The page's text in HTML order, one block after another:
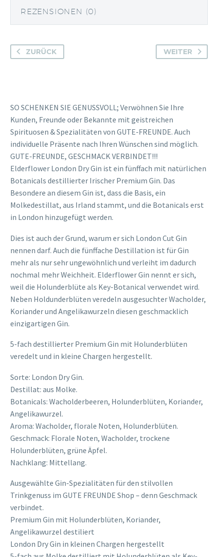
REZENSIONEN (0)
ZURÜCK WEITER
SO SCHENKEN SIE GENUSSVOLL; Verwöhnen Sie Ihre
Kunden, Freunde oder Bekannte mit geistreichen
Spirituosen & Spezialitäten von GUTE-FREUNDE. Auch
individuelle Präsente nach Ihren Wünschen sind möglich.
GUTE-FREUNDE, GESCHMACK VERBINDET!!!
Elderflower London Dry Gin ist ein fünffach mit natürlichen
Botanicals destillierter Irischer Premium Gin. Das
Besondere an diesem Gin ist, dass die Basis, ein
Molkedestillat, aus Irland stammt, und die Botanicals erst
in London hinzugefügt werden.
Dies ist auch der Grund, warum er sich London Cut Gin
nennen darf. Auch die fünffache Destillation ist für Gin
mehr als nur sehr ungewöhnlich und verleiht im dadurch
nochmal mehr Weichheit. Elderflower Gin nennt er sich,
weil die Holunderblüte als Key-Botanical verwendet wird.
Neben Holdunderblüten veredeln ausgesuchter Wacholder,
Koriander und Angelikawurzeln diesen geschmacklich
einzigartigen Gin.
5-fach destillierter Premium Gin mit Holunderblüten
veredelt und in kleine Chargen hergestellt.
Sorte: London Dry Gin.
Destillat: aus Molke.
Botanicals: Wacholderbeeren, Holunderblüten, Koriander,
Angelikawurzel.
Aroma: Wacholder, florale Noten, Holunderblüten.
Geschmack: Florale Noten, Wacholder, trockene
Holunderblüten, grüne Äpfel.
Nachklang: Mittellang.
Ausgewählte Gin-Spezialitäten für den stilvollen
Trinkgenuss im GUTE FREUNDE Shop – denn Geschmack
verbindet.
Premium Gin mit Holunderblüten, Koriander,
Angelikawurzel destiliert
London Dry Gin in kleinen Chargen hergestellt